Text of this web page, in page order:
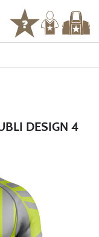
DESIGN 4